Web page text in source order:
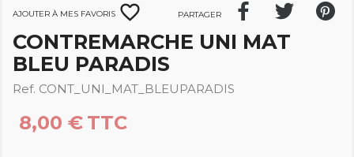
Ajouter à mes favoris favorite_border Partager
CONTREMARCHE UNI MAT
BLEU PARADIS
Ref. CONT_UNI_MAT_BLEUPARADIS
8,00 € TTC